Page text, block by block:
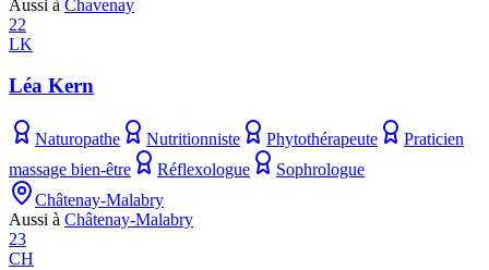
Aussi à Chavenay
22
LK
Léa Kern
Naturopathe Nutritionniste Phytothérapeute
Praticien
massage bien-être
Réflexologue
Sophrologue
Châtenay-Malabry
Aussi à Châtenay-Malabry
23
CH